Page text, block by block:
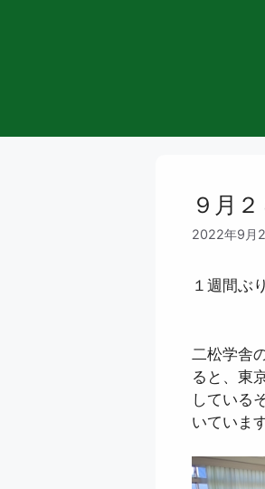
９月
2022年9月
１週間ぶ
二松学舎
ると、東
している
いています